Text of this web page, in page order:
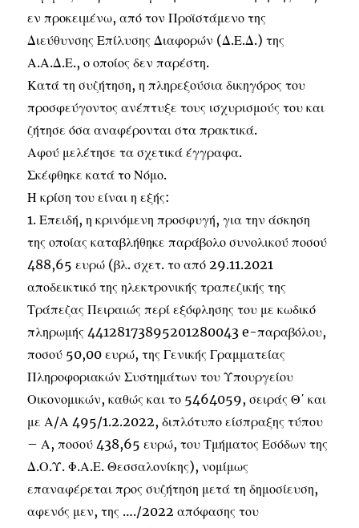
εν προκειμένω, από τον Προϊστάμενο της
Διεύθυνσης Επίλυσης Διαφορών (Δ.Ε.Δ.) της
Α.Α.Δ.Ε., ο οποίος δεν παρέστη.
Κατά τη συζήτηση, η πληρεξούσια δικηγόρος του
προσφεύγοντος ανέπτυξε τους ισχυρισμούς του και
ζήτησε όσα αναφέρονται στα πρακτικά.
Αφού μελέτησε τα σχετικά έγγραφα.
Σκέφθηκε κατά το Νόμο.
Η κρίση του είναι η εξής:
1. Επειδή, η κρινόμενη προσφυγή, για την άσκηση
της οποίας καταβλήθηκε παράβολο συνολικού ποσού
488,65 ευρώ (βλ. σχετ. το από 29.11.2021
αποδεικτικό της ηλεκτρονικής τραπεζικής της
Τράπεζας Πειραιώς περί εξόφλησης του με κωδικό
πληρωμής 44128173895201280043 e-παραβόλου,
ποσού 50,00 ευρώ, της Γενικής Γραμματείας
Πληροφοριακών Συστημάτων του Υπουργείου
Οικονομικών, καθώς και το 5464059, σειράς Θ΄ και
με Α/Α 495/1.2.2022, διπλότυπο είσπραξης τύπου
– Α, ποσού 438,65 ευρώ, του Τμήματος Εσόδων της
Δ.Ο.Υ. Φ.Α.Ε. Θεσσαλονίκης), νομίμως
επαναφέρεται προς συζήτηση μετά τη δημοσίευση,
αφενός μεν, της …./2022 απόφασης του